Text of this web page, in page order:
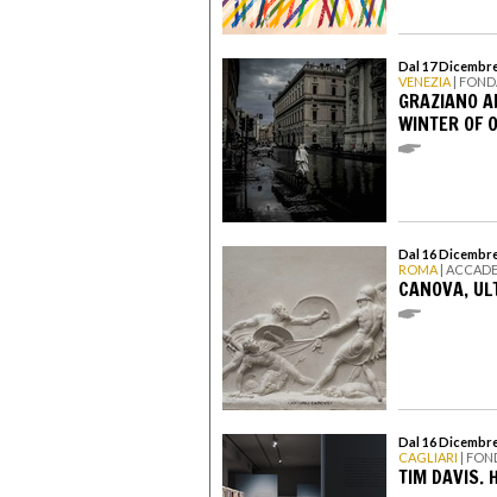
Dal 17
VENEZIA |
GRAZIANO
WINTER OF
Dal 16
ROMA |
CANOVA,
Dal 16
CAGLIARI |
TIM DAVIS.